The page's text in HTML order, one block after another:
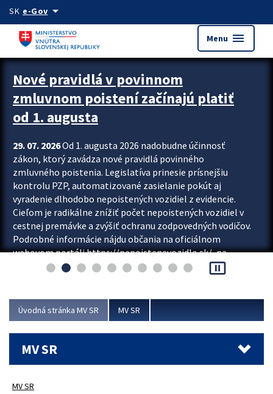
Preskocit na hlavný obsah
SK e-Govarrow_drop_down
Menu menu
Zastavit automatický posun upútavok
Nové pravidlá v povinnom
zmluvnom poistení začínajú platiť
od 1. augusta
29. 07. 2026Od 1. augusta 2026 nadobudne účinnosť
zákon, ktorý zavádza nové pravidlá povinného
zmluvného poistenia. Legislatíva prinesie prísnejšiu
kontrolu PZP, automatizované zasielanie pokút aj
vyradenie dlhodobo nepoistených vozidiel z evidencie.
Cieľom je radikálne znížiť počet nepoistených vozidiel v
cestnej premávke a zvýšiť ochranu zodpovedných vodičov.
Podrobné informácie nájdu občania na oficiálnom
webovom portáli https://nepoistenevozidlo.sk/, na
ktorom od augusta pribudne aj možnosť overiť si...
pause_presentation
Úvodná stránka MV SR MV SR
MV SR
MV SR